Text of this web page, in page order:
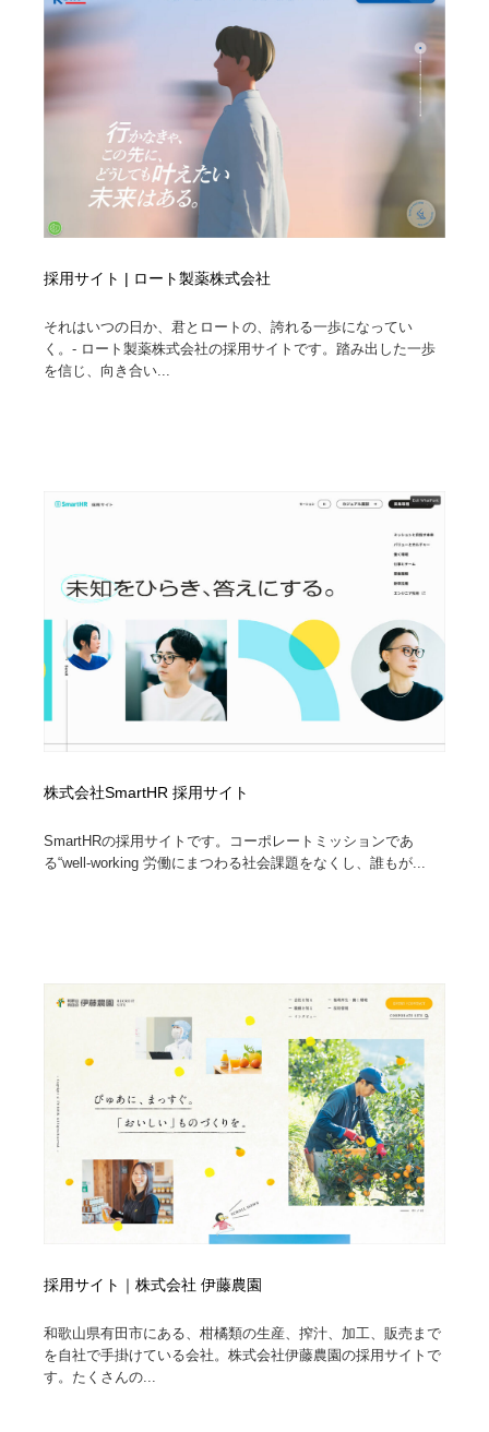
採用サイト | ロート製薬株式会社
それはいつの日か、君とロートの、誇れる一歩になってい
く。- ロート製薬株式会社の採用サイトです。踏み出した一歩
を信じ、向き合い...
株式会社SmartHR 採用サイト
SmartHRの採用サイトです。コーポレートミッションであ
る“well-working 労働にまつわる社会課題をなくし、誰もが...
採用サイト｜株式会社 伊藤農園
和歌山県有田市にある、柑橘類の生産、搾汁、加工、販売まで
を自社で手掛けている会社。株式会社伊藤農園の採用サイトで
す。たくさんの...